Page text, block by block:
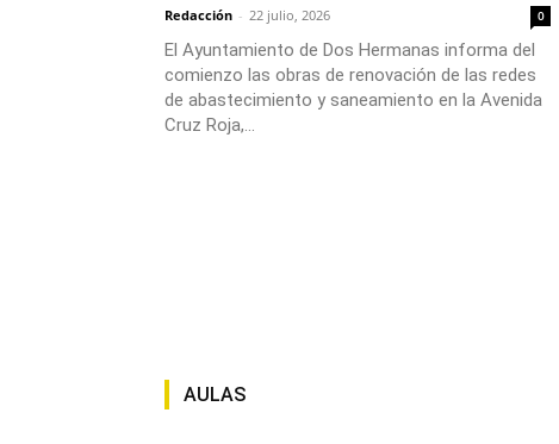
Redacción - 22 julio, 2026 0
El Ayuntamiento de Dos Hermanas informa del
comienzo las obras de renovación de las redes
de abastecimiento y saneamiento en la Avenida
Cruz Roja,...
AULAS